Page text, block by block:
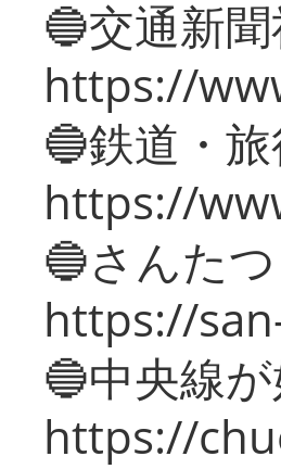
🔵交通新
https://
🔵鉄道・
https://
🔵さんた
https://
🔵中央線
https://